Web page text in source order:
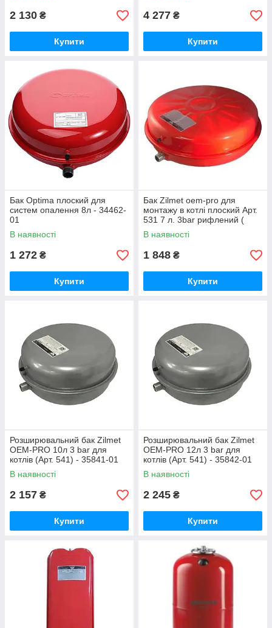
2 130 ₴
Купити
4 277 ₴
Купити
Бак Optima плоский для
систем опалення 8л - 34462-
01
В наявності
1 272 ₴
Купити
Бак Zilmet oem-pro для
монтажу в котлі плоский Арт.
531 7 л. 3bar рифлений (
13B6000716) — 35553-01
В наявності
1 848 ₴
Купити
Розширювальний бак Zilmet
OEM-PRO 10л 3 bar для
котлів (Арт. 541) - 35841-01
В наявності
2 157 ₴
Купити
Розширювальний бак Zilmet
OEM-PRO 12л 3 bar для
котлів (Арт. 541) - 35842-01
В наявності
2 245 ₴
Купити